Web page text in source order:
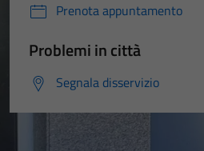
Prenota appuntamento
Problemi in città
Segnala disservizio